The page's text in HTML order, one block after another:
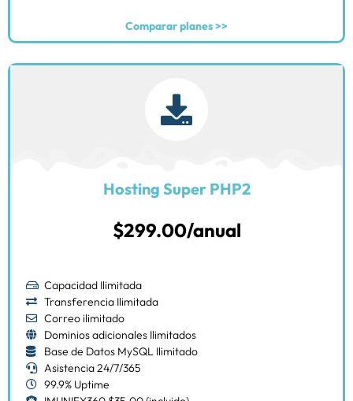
Comparar planes >>
Hosting Super PHP2
$299.00/anual
Capacidad Ilimitada
Transferencia Ilimitada
Correo ilimitado
Dominios adicionales Ilimitados
Base de Datos MySQL Ilimitado
Asistencia 24/7/365
99.9% Uptime